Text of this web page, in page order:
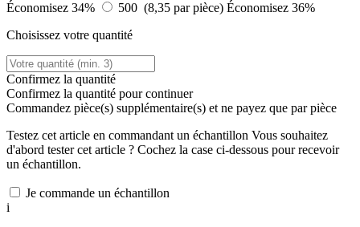
Économisez 34%
500 (8,35 par pièce) Économisez 36%
Choisissez votre quantité
Confirmez la quantité
Confirmez la quantité pour continuer
Commandez pièce(s) supplémentaire(s) et ne payez que par pièce
Testez cet article en commandant un échantillon Vous souhaitez
d'abord tester cet article ? Cochez la case ci-dessous pour recevoir
un échantillon.
Je commande un échantillon
i